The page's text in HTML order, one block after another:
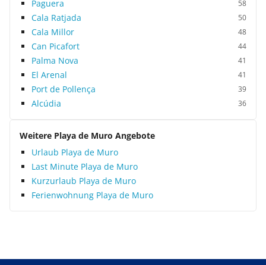
Paguera 58
Cala Ratjada 50
Cala Millor 48
Can Picafort 44
Palma Nova 41
El Arenal 41
Port de Pollença 39
Alcúdia 36
Weitere Playa de Muro Angebote
Urlaub Playa de Muro
Last Minute Playa de Muro
Kurzurlaub Playa de Muro
Ferienwohnung Playa de Muro